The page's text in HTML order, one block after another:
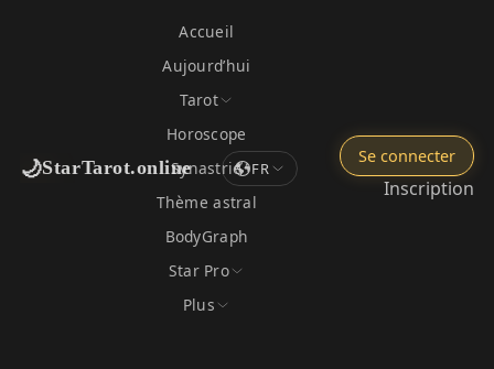
🌙StarTarot.online
Accueil
Aujourd’hui
Tarot
Horoscope
Synastrie
Thème astral
BodyGraph
Star Pro
Plus
FR
Se connecter
Inscription